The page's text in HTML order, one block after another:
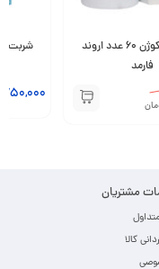
قرص فولیکوژن 60 عدد اروند
فارمد
مشتریان
کالا